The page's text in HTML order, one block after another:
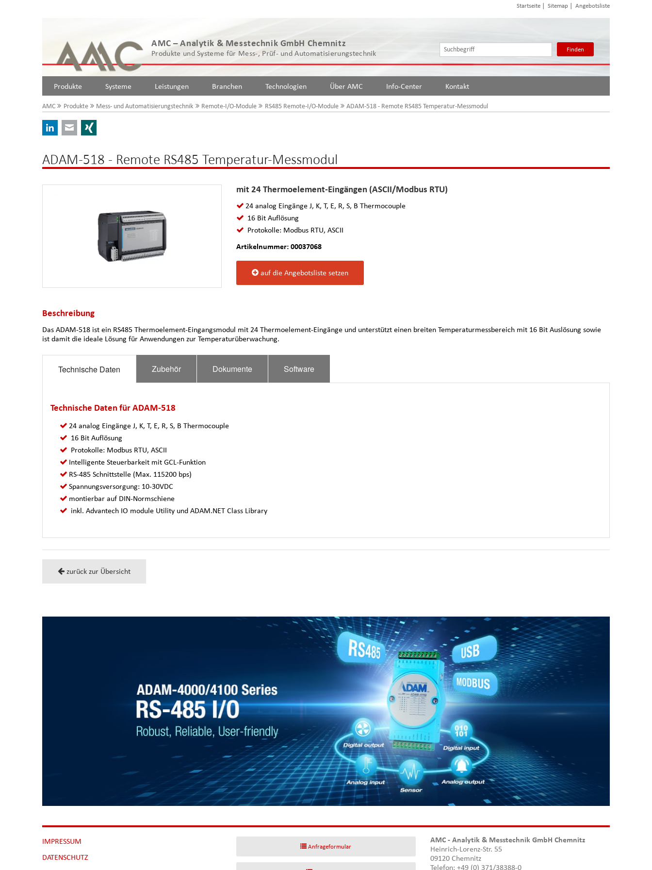
Startseite Sitemap Angebotsliste
AMC – Analytik & Messtechnik GmbH Chemnitz
Produkte und Systeme für Mess-, Prüf- und Automatisierungstechnik Finden
Produkte Systeme Leistungen Branchen Technologien Über AMC Info-Center Kontakt
AMC Produkte Mess- und Automatisierungstechnik Remote-I/O-Module RS485 Remote-I/O-Module ADAM-518 - Remote RS485 Temperatur-Messmodul
LinkedInE-mail
ADAM-518 - Remote RS485 Temperatur-Messmodul
mit 24 Thermoelement-Eingängen (ASCII/Modbus RTU)
24 analog Eingänge J, K, T, E, R, S, B Thermocouple
16 Bit Auflösung
Protokolle: Modbus RTU, ASCII
Artikelnummer: 00037068
auf die Angebotsliste setzen
Beschreibung
Das ADAM-518 ist ein RS485 Thermoelement-Eingangsmodul mit 24 Thermoelement-Eingänge und unterstützt einen breiten Temperaturmessbereich mit 16 Bit Auslösung sowie
ist damit die ideale Lösung für Anwendungen zur Temperaturüberwachung.
Technische Daten Zubehör Dokumente Software
Technische Daten für ADAM-518
24 analog Eingänge J, K, T, E, R, S, B Thermocouple
16 Bit Auflösung
Protokolle: Modbus RTU, ASCII
Intelligente Steuerbarkeit mit GCL-Funktion
RS-485 Schnittstelle (Max. 115200 bps)
Spannungsversorgung: 10-30VDC
montierbar auf DIN-Normschiene
inkl. Advantech IO module Utility und ADAM.NET Class Library
zurück zur Übersicht
NAVIGATION
ÜBERSPRINGEN
IMPRESSUM
DATENSCHUTZ
Anfrageformular
AMC - Analytik & Messtechnik GmbH Chemnitz
Heinrich-Lorenz-Str. 55
09120 Chemnitz
Telefon: +49 (0) 371/38388-0